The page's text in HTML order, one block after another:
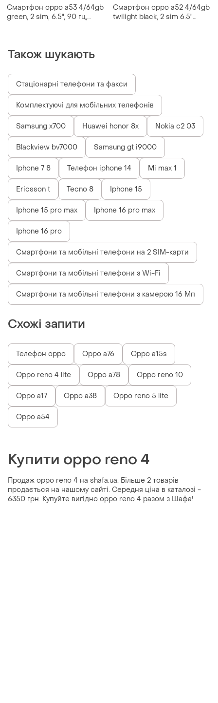
Смартфон oppo a53 4/64gb
green, 2 sim, 6.5", 90 гц,
Смартфон oppo a52 4/64gb
twilight black, 2 sim 6.5"
Також шукають
Стаціонарні телефони та факси
Комплектуючі для мобільних телефонів
Samsung x700 Huawei honor 8x Nokia c2 03
Blackview bv7000 Samsung gt i9000
Iphone 7 8 Телефон iphone 14 Mi max 1
Ericsson t Tecno 8 Iphone 15
Iphone 15 pro max Iphone 16 pro max
Iphone 16 pro
Смартфони та мобільні телефони на 2 SIM-карти
Смартфони та мобільні телефони з Wi-Fi
Смартфони та мобільні телефони з камерою 16 Мп
Схожі запити
Телефон oppo Oppo a76 Oppo a15s
Oppo reno 4 lite Oppo a78 Oppo reno 10
Oppo a17 Oppo a38 Oppo reno 5 lite
Oppo a54
Купити oppo reno 4
Продаж oppo reno 4 на shafa.ua. Більше 2 товарів
продається на нашому сайті. Середня ціна в каталозі -
6350 грн. Купуйте вигідно oppo reno 4 разом з Шафа!